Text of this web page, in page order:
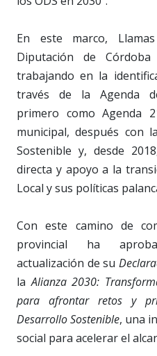
En este marco,
Diputación de
trabajando en la
través de la Agenda
primero como Agenda
municipal, después con
Sostenible y, desde
directa y apoyo a la
Local y sus políticas
Con este camino de
provincial ha
actualización de su
laAlianza 2030:
para afrontar retos y
Desarrollo Sostenible, una
social para acelerar el